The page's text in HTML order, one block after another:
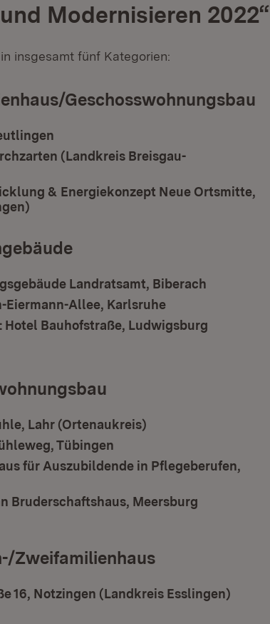
Modernisieren 2022“
insgesamt fünf Kategorien:
Geschosswohnungsbau
(Landkreis Breisgau-
& Energiekonzept Neue Ortsmitte,
Landratsamt, Biberach
Eiermann-Allee, Karlsruhe
Bauhofstraße, Ludwigsburg
Lahr (Ortenaukreis)
Tübingen
für Auszubildende in Pflegeberufen,
Bruderschaftshaus, Meersburg
Zweifamilienhaus
16, Notzingen (Landkreis Esslingen)